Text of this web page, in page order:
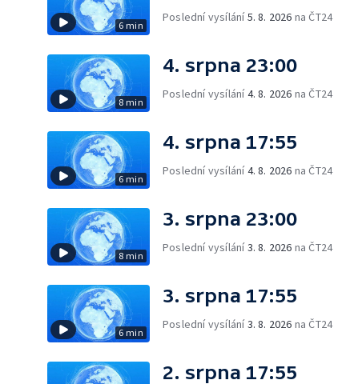
6 min
Poslední vysílání5. 8. 2026 na ČT24
8 min
4. srpna 23:00
Poslední vysílání4. 8. 2026 na ČT24
6 min
4. srpna 17:55
Poslední vysílání4. 8. 2026 na ČT24
8 min
3. srpna 23:00
Poslední vysílání3. 8. 2026 na ČT24
6 min
3. srpna 17:55
Poslední vysílání3. 8. 2026 na ČT24
2. srpna 17:55